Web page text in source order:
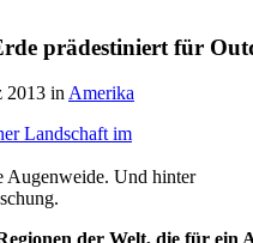
prädestiniert für
2013 inAmerika
Augenweide. Und hinter